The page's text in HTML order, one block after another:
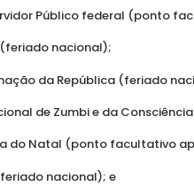
Público federal (ponto
nacional);
da República (feriado
de Zumbi e da
do Natal (ponto facultativo
nacional); e